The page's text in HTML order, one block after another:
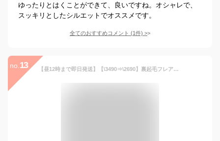
ゆったりとはくことができて、良いですね。オシャレで、
スッキリとしたシルエットでオススメです。
全てのおすすめコメント (1件) >
no. 13 【昼12時まで即日発送】【\3490⇒\2690】裏起毛フレアパンツ フレアパンツ レディース 裏起毛 あったか パンツ シンプル フレア ストレッチ 伸びる 美脚 ボア フリースパンツ 夢展望 BLACK 黒 3L 大きいサイズ XS 小さいサイズ UKM